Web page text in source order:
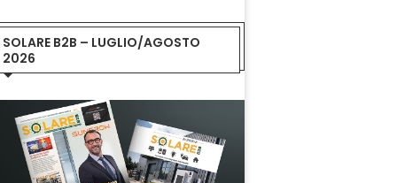
SOLARE B2B – LUGLIO/AGOSTO
2026